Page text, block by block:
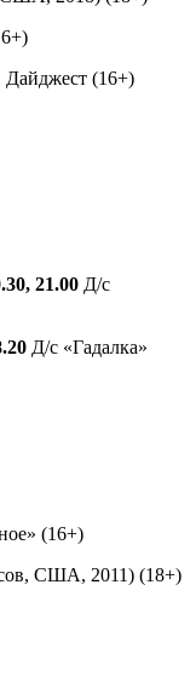
(16+)
21.00 Д/с
Д/с «Гадалка»
(16+)
США, 2011) (18+)